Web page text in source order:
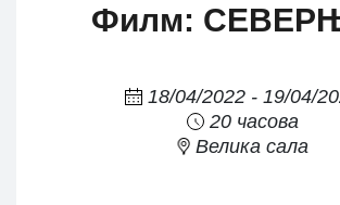
Филм:
18/04/2022 - 19/04/
20 часова
Велика сала